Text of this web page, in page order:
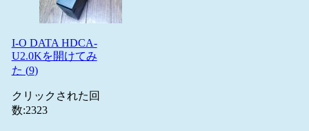
I-O DATA HDCA-
U2.0Kを開けてみ
た (9)
クリックされた回
数:2323